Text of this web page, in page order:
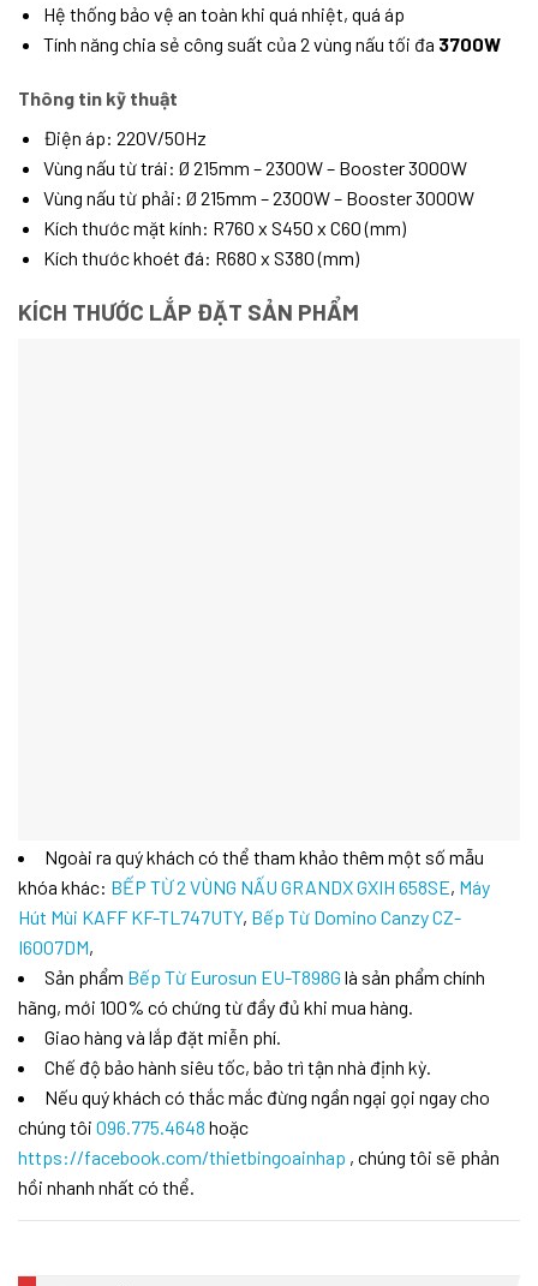
Hệ thống bảo vệ an toàn khi quá nhiệt, quá áp
Tính năng chia sẻ công suất của 2 vùng nấu tối đa 3700W
Thông tin kỹ thuật
Điện áp: 220V/50Hz
Vùng nấu từ trái: Ø 215mm – 2300W – Booster 3000W
Vùng nấu từ phải: Ø 215mm – 2300W – Booster 3000W
Kích thước mặt kính: R760 x S450 x C60 (mm)
Kích thước khoét đá: R680 x S380 (mm)
KÍCH THƯỚC LẮP ĐẶT SẢN PHẨM
Ngoài ra quý khách có thể tham khảo thêm một số mẫu
khóa khác: BẾP TỪ 2 VÙNG NẤU GRANDX GXIH 658SE, Máy
Hút Mùi KAFF KF-TL747UTY, Bếp Từ Domino Canzy CZ-
I6007DM,
Sản phẩm Bếp Từ Eurosun EU-T898G là sản phẩm chính
hãng, mới 100% có chứng từ đầy đủ khi mua hàng.
Giao hàng và lắp đặt miễn phí.
Chế độ bảo hành siêu tốc, bảo trì tận nhà định kỳ.
Nếu quý khách có thắc mắc đừng ngần ngại gọi ngay cho
chúng tôi 096.775.4648 hoặc
https://facebook.com/thietbingoainhap , chúng tôi sẽ phản
hồi nhanh nhất có thể.